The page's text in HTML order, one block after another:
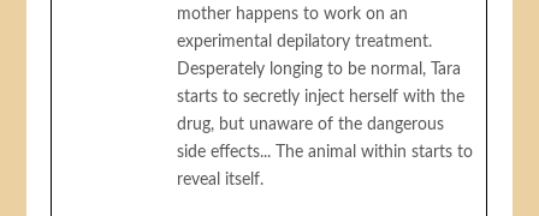
mother happens to work on an
experimental depilatory treatment.
Desperately longing to be normal, Tara
starts to secretly inject herself with the
drug, but unaware of the dangerous
side effects... The animal within starts to
reveal itself.